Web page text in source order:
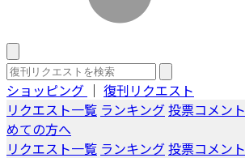
ショッピング ｜ 復刊リクエスト
リクエスト一覧 ランキング投票コメント
めての方へ
リクエスト一覧 ランキング投票コメント